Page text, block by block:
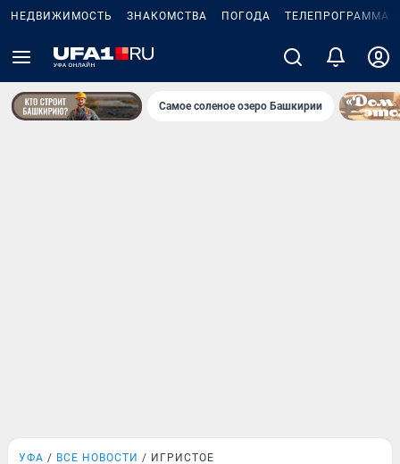
НЕДВИЖИМОСТЬ ЗНАКОМСТВА ПОГОДА ТЕЛЕПРОГРАММА
Самое соленое озеро Башкирии
УФА ВСЕ НОВОСТИ ИГРИСТОЕ